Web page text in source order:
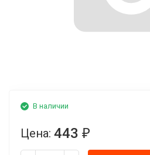
В наличии
Цена: 443 ₽